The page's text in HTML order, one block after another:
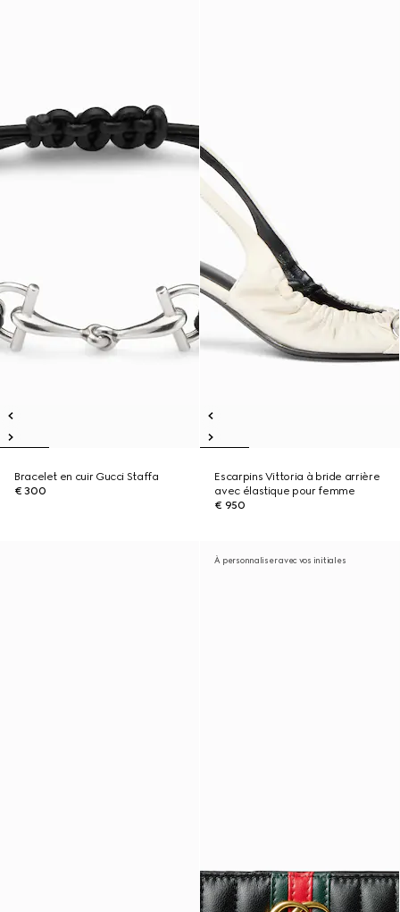
Bracelet en cuir Gucci Staffa
€ 300
Escarpins Vittoria à bride arrière
avec élastique pour femme
€ 950
À personnaliser avec vos initiales